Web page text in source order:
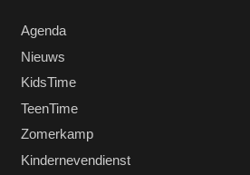
Agenda
Nieuws
KidsTime
TeenTime
Zomerkamp
Kindernevendienst